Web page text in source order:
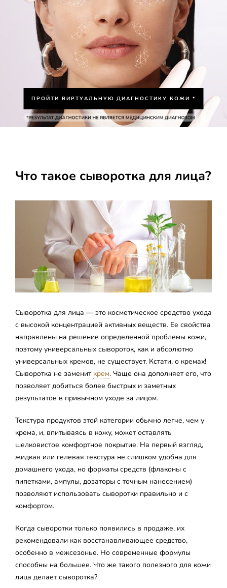
ПРОЙТИ ВИРТУАЛЬНУЮ ДИАГНОСТИКУ КОЖИ *
Что такое сыворотка для лица?
Сыворотка для лица — это косметическое средство ухода
с высокой концентрацией активных веществ. Ее свойства
направлены на решение определенной проблемы кожи,
поэтому универсальных сывороток, как и абсолютно
универсальных кремов, не существует. Кстати, о кремах!
Сыворотка не заменит крем. Чаще она дополняет его, что
позволяет добиться более быстрых и заметных
результатов в привычном уходе за лицом.
Текстура продуктов этой категории обычно легче, чем у
крема, и, впитываясь в кожу, может оставлять
шелковистое комфортное покрытие. На первый взгляд,
жидкая или гелевая текстура не слишком удобна для
домашнего ухода, но форматы средств (флаконы с
пипетками, ампулы, дозаторы с точным нанесением)
позволяют использовать сыворотки правильно и с
комфортом.
Когда сыворотки только появились в продаже, их
рекомендовали как восстанавливающее средство,
особенно в межсезонье. Но современные формулы
способны на большее. Что же такого полезного для кожи
лица делает сыворотка?